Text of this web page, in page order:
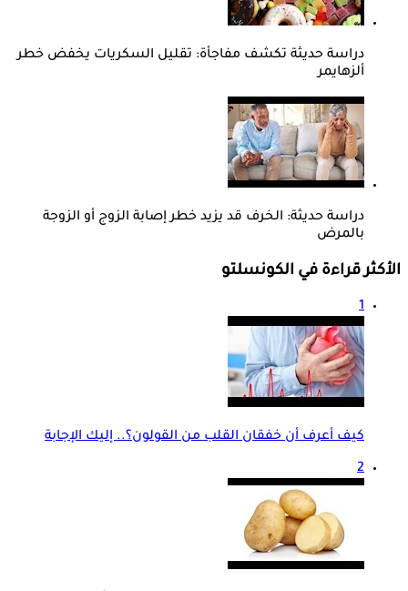
دراسة حديثة تكشف مفاجأة: تقليل السكريات يخفض خطر
ألزهايمر
دراسة حديثة: الخرف قد يزيد خطر إصابة الزوج أو الزوجة
بالمرض
الأكثر قراءة في الكونسلتو
1
كيف أعرف أن خفقان القلب من القولون؟.. إليك الإجابة
2